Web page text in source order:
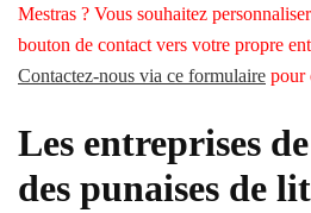
Mestras ? Vous souhaitez
bouton de contact vers votre propre
Contactez-nous via ce formulaire pour
Les entreprises
des punaises de